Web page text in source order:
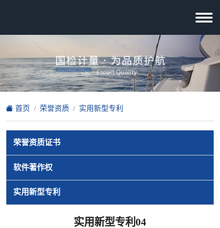
首页 荣誉资质 实用新型专利
荣誉资质证书
软件著作权
实用新型专利
实用新型专利04